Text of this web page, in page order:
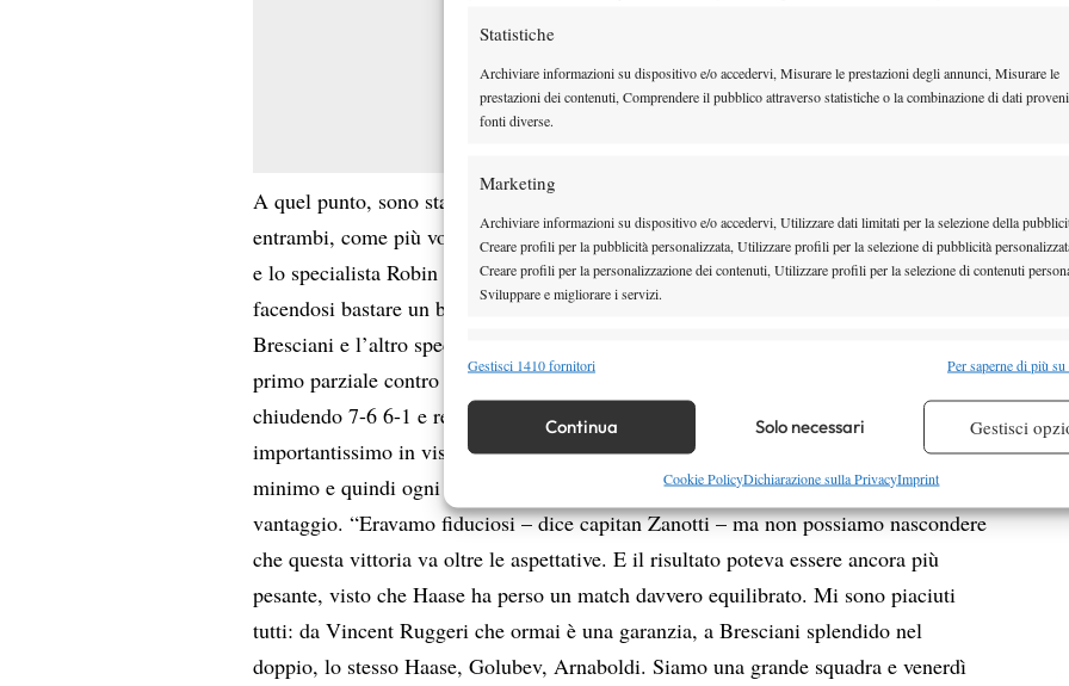
Statistiche
Archiviare informazioni su dispositivo e/o accedervi, Misurare le prestazioni degli annunci, Misurare le
prestazioni dei contenuti, Comprendere il pubblico attraverso statistiche o la combinazione di dati
fonti diverse.
Marketing
Archiviare informazioni su dispositivo e/o accedervi, Utilizzare dati limitati per la selezione della
Creare profili per la pubblicità personalizzata, Utilizzare profili per la selezione di pubblicità
Creare profili per la personalizzazione dei contenuti, Utilizzare profili per la selezione di contenuti
Sviluppare e migliorare i servizi.
Funzionalità
Identificare i dispositivi in base alle informazioni trasmesse automaticamente.
Garantire la sicurezza, prevenire e rilevare frodi, correggere errori,
Erogare e presentare pubblicità e contenuto, Salvare e comunicare le
scelte sulla privacy.
Gestisci 1410 fornitori Per saperne di più
Continua Solo necessari Gestisci
Cookie PolicyDichiarazione sulla PrivacyImprint
A quel punto, sono stati di nuovo decisivi i doppi e il Tc Crema li ha portati a casa
entrambi, come più volte successo nel corso della stagione. Samuel Vincent Ruggeri
e lo specialista Robin Haase hanno tenuto a distanza la coppia Trungelliti/Romboli,
facendosi bastare un break per set per imporsi con un doppio 6-4, mentre Lorenzo
Bresciani e l’altro specialista Andrey Golubev hanno vinto al tie-break un delicato
primo parziale contro i fratelli Tabacco e poi sono scappati via nel secondo set,
chiudendo 7-6 6-1 e regalando al club del presidente Stefano Agostino un 4-2
importantissimo in vista della gara di ritorno, fra sette giorni in Sicilia. Il divario è
minimo e quindi ogni scenario è ancora possibile, ma il Tc Crema partirà in
vantaggio. “Eravamo fiduciosi – dice capitan Zanotti – ma non possiamo nascondere
che questa vittoria va oltre le aspettative. E il risultato poteva essere ancora più
pesante, visto che Haase ha perso un match davvero equilibrato. Mi sono piaciuti
tutti: da Vincent Ruggeri che ormai è una garanzia, a Bresciani splendido nel
doppio, lo stesso Haase, Golubev, Arnaboldi. Siamo una grande squadra e venerdì